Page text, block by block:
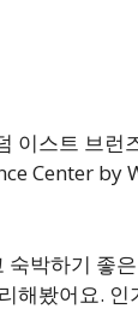
이스트 브런
Center
박하기 좋
해봤어요.